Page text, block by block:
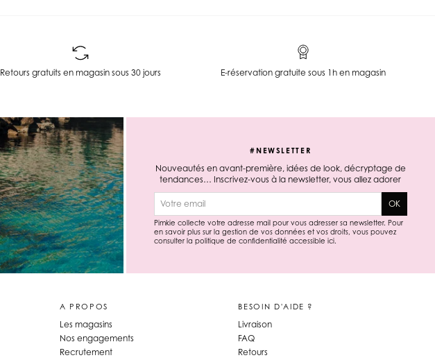
Retours gratuits en magasin sous 30 jours E-réservation gratuite sous 1h en magasin
#NEWSLETTER
Nouveautés en avant-première, idées de look, décryptage de
tendances… Inscrivez-vous à la newsletter, vous allez adorer
OK
Pimkie collecte votre adresse mail pour vous adresser sa newsletter. Pour
en savoir plus sur la gestion de vos données et vos droits, vous pouvez
consulter la politique de confidentialité accessible ici.
A PROPOS
Les magasins
Nos engagements
Recrutement
BESOIN D'AIDE ?
Livraison
FAQ
Retours